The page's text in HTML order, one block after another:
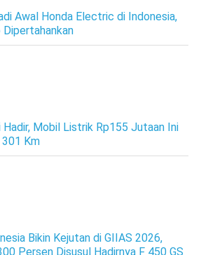
Awal Honda Electric di Indonesia,
Hadir, Mobil Listrik Rp155 Jutaan Ini
301 Km
Bikin Kejutan di GIIAS 2026,
Persen Disusul Hadirnya F 450 GS